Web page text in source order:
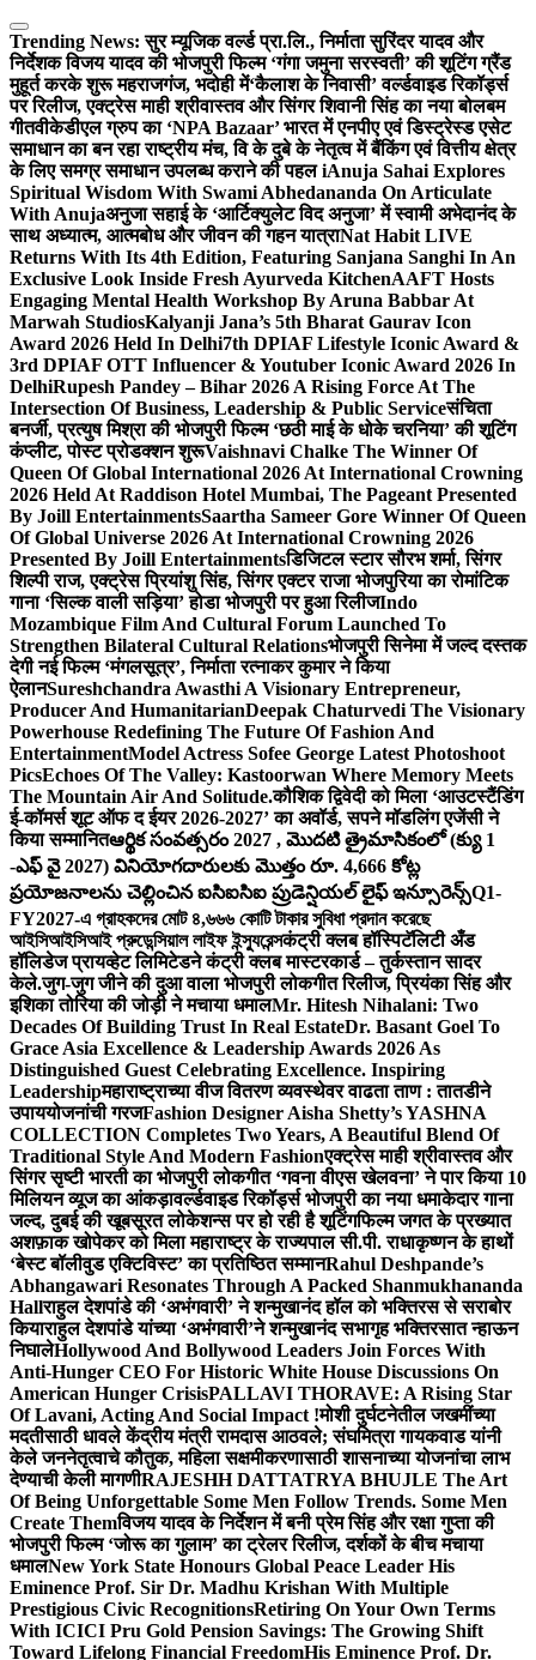
Skip
to
content
Trending News: सुर म्यूजिक वर्ल्ड प्रा.लि., निर्माता सुरिंदर यादव और
निर्देशक विजय यादव की भोजपुरी फिल्म ‘गंगा जमुना सरस्वती’ की शूटिंग ग्रैंड
मुहूर्त करके शुरू महराजगंज, भदोही में‘कैलाश के निवासी’ वर्ल्डवाइड रिकॉर्ड्स
पर रिलीज, एक्ट्रेस माही श्रीवास्तव और सिंगर शिवानी सिंह का नया बोलबम
गीतवीकेडीएल ग्रुप का ‘NPA Bazaar’ भारत में एनपीए एवं डिस्ट्रेस्ड एसेट
समाधान का बन रहा राष्ट्रीय मंच, वि के दुबे के नेतृत्व में बैंकिंग एवं वित्तीय क्षेत्र
के लिए समग्र समाधान उपलब्ध कराने की पहल iAnuja Sahai Explores
Spiritual Wisdom With Swami Abhedananda On Articulate
With Anujaअनुजा सहाई के ‘आर्टिक्युलेट विद अनुजा’ में स्वामी अभेदानंद के
साथ अध्यात्म, आत्मबोध और जीवन की गहन यात्राNat Habit LIVE
Returns With Its 4th Edition, Featuring Sanjana Sanghi In An
Exclusive Look Inside Fresh Ayurveda KitchenAAFT Hosts
Engaging Mental Health Workshop By Aruna Babbar At
Marwah StudiosKalyanji Jana’s 5th Bharat Gaurav Icon
Award 2026 Held In Delhi7th DPIAF Lifestyle Iconic Award &
3rd DPIAF OTT Influencer & Youtuber Iconic Award 2026 In
DelhiRupesh Pandey – Bihar 2026 A Rising Force At The
Intersection Of Business, Leadership & Public Serviceसंचिता
बनर्जी, प्रत्युष मिश्रा की भोजपुरी फिल्म ‘छठी माई के धोके चरनिया’ की शूटिंग
कंप्लीट, पोस्ट प्रोडक्शन शुरूVaishnavi Chalke The Winner Of
Queen Of Global International 2026 At International Crowning
2026 Held At Raddison Hotel Mumbai, The Pageant Presented
By Joill EntertainmentsSaartha Sameer Gore Winner Of Queen
Of Global Universe 2026 At International Crowning 2026
Presented By Joill Entertainmentsडिजिटल स्टार सौरभ शर्मा, सिंगर
शिल्पी राज, एक्ट्रेस प्रियांशु सिंह, सिंगर एक्टर राजा भोजपुरिया का रोमांटिक
गाना ‘सिल्क वाली सड़िया’ होडा भोजपुरी पर हुआ रिलीजIndo
Mozambique Film And Cultural Forum Launched To
Strengthen Bilateral Cultural Relationsभोजपुरी सिनेमा में जल्द दस्तक
देगी नई फिल्म ‘मंगलसूत्र’, निर्माता रत्नाकर कुमार ने किया
ऐलानSureshchandra Awasthi A Visionary Entrepreneur,
Producer And HumanitarianDeepak Chaturvedi The Visionary
Powerhouse Redefining The Future Of Fashion And
EntertainmentModel Actress Sofee George Latest Photoshoot
PicsEchoes Of The Valley: Kastoorwan Where Memory Meets
The Mountain Air And Solitude.कौशिक द्विवेदी को मिला ‘आउटस्टैंडिंग
ई-कॉमर्स शूट ऑफ द ईयर 2026-2027’ का अवॉर्ड, सपने मॉडलिंग एजेंसी ने
किया सम्मानितఆర్థిక సంవత్సరం 2027 , మొదటి త్రైమాసికంలో (క్యు 1
-ఎఫ్ వై 2027) వినియోగదారులకు మొత్తం రూ. 4,666 కోట్ల
ప్రయోజనాలను చెల్లించిన ఐసిఐసిఐ ప్రుడెన్షియల్ లైఫ్ ఇన్సూరెన్స్Q1-
FY2027-এ গ্রাহকদের মোট ৪,৬৬৬ কোটি টাকার সুবিধা প্রদান করেছে
আইসিআইসিআই প্রুডেন্সিয়াল লাইফ ইন্স্যুরেন্সकंट्री क्लब हॉस्पिटॅलिटी अँड
हॉलिडेज प्रायव्हेट लिमिटेडने कंट्री क्लब मास्टरकार्ड – तुर्कस्तान सादर
केले.जुग-जुग जीने की दुआ वाला भोजपुरी लोकगीत रिलीज, प्रियंका सिंह और
इशिका तोरिया की जोड़ी ने मचाया धमालMr. Hitesh Nihalani: Two
Decades Of Building Trust In Real EstateDr. Basant Goel To
Grace Asia Excellence & Leadership Awards 2026 As
Distinguished Guest Celebrating Excellence. Inspiring
Leadershipमहाराष्ट्राच्या वीज वितरण व्यवस्थेवर वाढता ताण : तातडीने
उपाययोजनांची गरजFashion Designer Aisha Shetty’s YASHNA
COLLECTION Completes Two Years, A Beautiful Blend Of
Traditional Style And Modern Fashionएक्ट्रेस माही श्रीवास्तव और
सिंगर सृष्टी भारती का भोजपुरी लोकगीत ‘गवना वीएस खेलवना’ ने पार किया 10
मिलियन व्यूज का आंकड़ावर्ल्डवाइड रिकॉर्ड्स भोजपुरी का नया धमाकेदार गाना
जल्द, दुबई की खूबसूरत लोकेशन्स पर हो रही है शूटिंगफिल्म जगत के प्रख्यात
अशफ़ाक खोपेकर को मिला महाराष्ट्र के राज्यपाल सी.पी. राधाकृष्णन के हाथों
‘बेस्ट बॉलीवुड एक्टिविस्ट’ का प्रतिष्ठित सम्मानRahul Deshpande’s
Abhangawari Resonates Through A Packed Shanmukhananda
Hallराहुल देशपांडे की ‘अभंगवारी’ ने शन्मुखानंद हॉल को भक्तिरस से सराबोर
कियाराहुल देशपांडे यांच्या ‘अभंगवारी’ने शन्मुखानंद सभागृह भक्तिरसात न्हाऊन
निघालेHollywood And Bollywood Leaders Join Forces With
Anti-Hunger CEO For Historic White House Discussions On
American Hunger CrisisPALLAVI THORAVE: A Rising Star
Of Lavani, Acting And Social Impact !मोशी दुर्घटनेतील जखमींच्या
मदतीसाठी धावले केंद्रीय मंत्री रामदास आठवले; संघमित्रा गायकवाड यांनी
केले जननेतृत्वाचे कौतुक, महिला सक्षमीकरणासाठी शासनाच्या योजनांचा लाभ
देण्याची केली मागणीRAJESHH DATTATRYA BHUJLE The Art
Of Being Unforgettable Some Men Follow Trends. Some Men
Create Themविजय यादव के निर्देशन में बनी प्रेम सिंह और रक्षा गुप्ता की
भोजपुरी फिल्म ‘जोरू का गुलाम’ का ट्रेलर रिलीज, दर्शकों के बीच मचाया
धमालNew York State Honours Global Peace Leader His
Eminence Prof. Sir Dr. Madhu Krishan With Multiple
Prestigious Civic RecognitionsRetiring On Your Own Terms
With ICICI Pru Gold Pension Savings: The Growing Shift
Toward Lifelong Financial FreedomHis Eminence Prof. Dr.